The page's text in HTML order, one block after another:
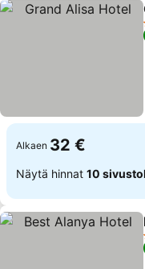
Alkaen 32 €
Näytä hinnat 10